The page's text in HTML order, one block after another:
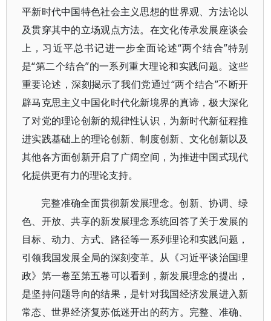
平新时代中国特色社会主义思想的世界观、方法论以
及贯穿其中的立场观点方法。在文化传承发展座谈会
上，习近平总书记进一步全面论述“两个结合”特别
是“第二个结合”的一系列重大理论和实践问题。这些
重要论述，深刻揭示了我们党通过“两个结合”不断开
辟马克思主义中国化时代化新境界的真谛，极大深化
了对党的理论创新的规律性认识，为新时代新征程推
进实践基础上的理论创新、制度创新、文化创新以及
其他各方面创新开启了广阔空间，为推进中国式现代
化提供更有力的理论支持。
完整准确全面贯彻新发展理念。创新、协调、绿
色、开放、共享的新发展理念系统回答了关于发展的
目标、动力、方式、路径等一系列理论和实践问题，
引领我国发展全局的深刻变革。从《习近平谈治国理
政》第一卷至第五卷可以看到，新发展理念的提出，
是坚持问题导向的结果，是针对我国经济发展进入新
常态、世界经济复苏低迷开出的药方。完整、准确、